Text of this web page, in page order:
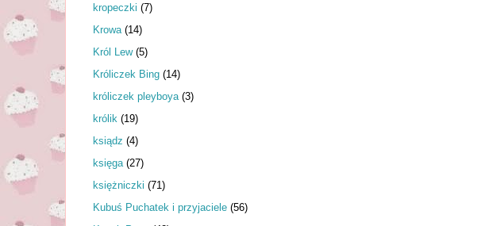
kropeczki (7)
Krowa (14)
Król Lew (5)
Króliczek Bing (14)
króliczek pleyboya (3)
królik (19)
ksiądz (4)
księga (27)
księżniczki (71)
Kubuś Puchatek i przyjaciele (56)